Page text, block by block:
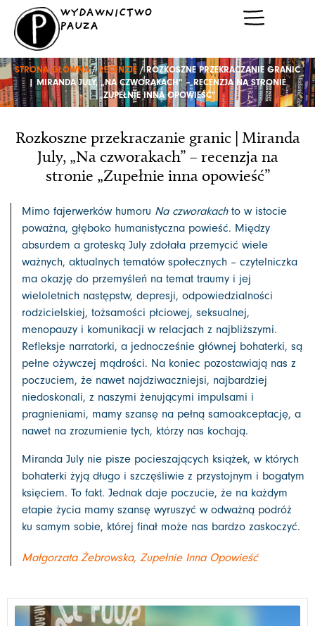
Przejdź
treści
WYDAWNICTWO
PAUZA
STRONA GŁÓWNA/RECENZJE / ROZKOSZNE PRZEKRACZANIE GRANIC
| MIRANDA JULY, „NA CZWORAKACH” – RECENZJA NA STRONIE
„ZUPEŁNIE INNA OPOWIEŚĆ”
Rozkoszne przekraczanie granic | Miranda
July, „Na czworakach” – recenzja na
stronie „Zupełnie inna opowieść”
Mimo fajerwerków humoru Na czworakachto w istocie
poważna, głęboko humanistyczna powieść. Między
absurdem a groteską July zdołała przemycić wiele
ważnych, aktualnych tematów społecznych – czytelniczka
ma okazję do przemyśleń na temat traumy i jej
wieloletnich następstw, depresji, odpowiedzialności
rodzicielskiej, tożsamości płciowej, seksualnej,
menopauzy i komunikacji w relacjach z najbliższymi.
Refleksje narratorki, a jednocześnie głównej bohaterki, są
pełne ożywczej mądrości. Na koniec pozostawiają nas z
poczuciem, że nawet najdziwaczniejsi, najbardziej
niedoskonali, z naszymi żenującymi impulsami i
pragnieniami, mamy szansę na pełną samoakceptację, a
nawet na zrozumienie tych, którzy nas kochają.
Miranda July nie pisze pocieszających książek, w których
bohaterki żyją długo i szczęśliwie z przystojnym i bogatym
księciem. To fakt. Jednak daje poczucie, że na każdym
etapie życia mamy szansę wyruszyć w odważną podróż
ku samym sobie, której finał może nas bardzo zaskoczyć.
Małgorzata Żebrowska, Zupełnie Inna Opowieść